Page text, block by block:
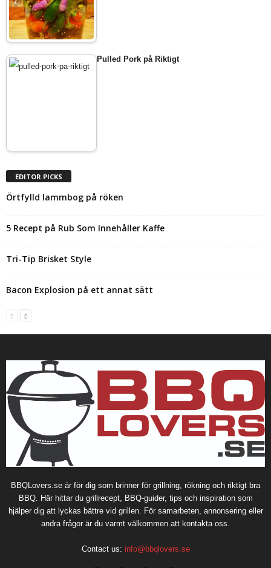
Pulled Pork på Riktigt
EDITOR PICKS
Örtfylld lammbog på röken
5 Recept på Rub Som Innehåller Kaffe
Tri-Tip Brisket Style
Bacon Explosion på ett annat sätt
BBQLovers.se är för dig som brinner för grillning, rökning och riktigt bra
BBQ. Här hittar du grillrecept, BBQ-guider, tips och inspiration som
hjälper dig att lyckas bättre vid grillen. För samarbeten, annonsering eller
andra frågor är du varmt välkommen att kontakta oss.
Contact us: info@bbqlovers.se